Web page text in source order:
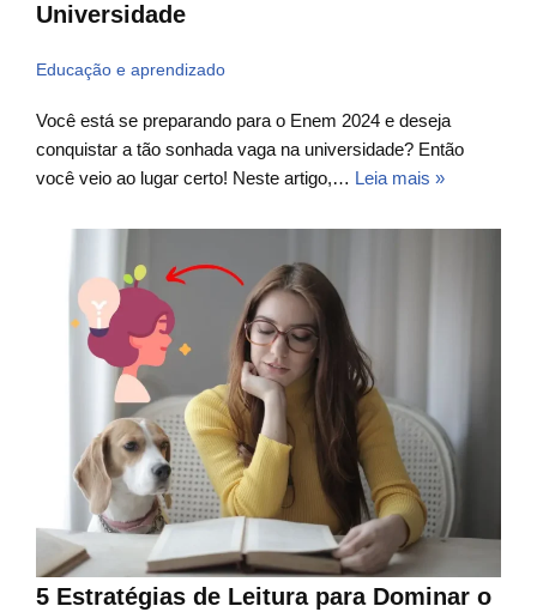
Universidade
Educação e aprendizado
Você está se preparando para o Enem 2024 e deseja
conquistar a tão sonhada vaga na universidade? Então
você veio ao lugar certo! Neste artigo,… Leia mais »
5 Estratégias de Leitura para Dominar o